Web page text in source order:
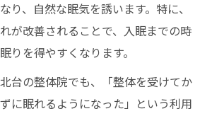
り、自然な眠気を誘います。特に、
が改善されることで、入眠までの時
りを得やすくなります。
台の整体院でも、「整体を受けてか
に眠れるようになった」という利用